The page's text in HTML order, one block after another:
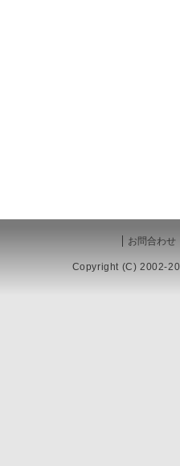
お問合わせ
Copyright (C) 2002-